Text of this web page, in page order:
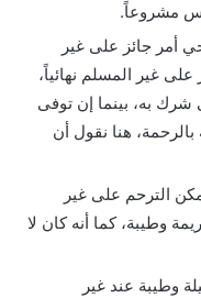
مشروعاً.
أمر جائز على غير
غير المسلم نهائياً،
شرك به، بينما إن توفى
هنا نقول أن
الترحم على غير
وطيبة، كما أنه كان لا
وطيبة عند غير